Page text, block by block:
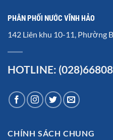
PHÂN PHỐI NƯỚC VĨNH HẢO
142 Liên khu 10-11, Phường
HOTLINE:
CHÍNH SÁCH CHUNG